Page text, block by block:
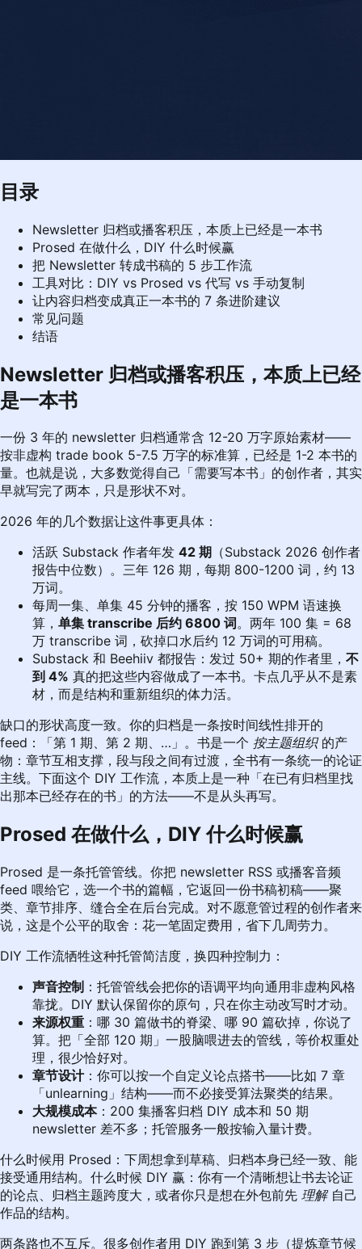
目录
Newsletter 归档或播客积压，本质上已经是一本书
Prosed 在做什么，DIY 什么时候赢
把 Newsletter 转成书稿的 5 步工作流
工具对比：DIY vs Prosed vs 代写 vs 手动复制
让内容归档变成真正一本书的 7 条进阶建议
常见问题
结语
Newsletter 归档或播客积压，本质上已经
是一本书
一份 3 年的 newsletter 归档通常含 12-20 万字原始素材——
按非虚构 trade book 5-7.5 万字的标准算，已经是 1-2 本书的
量。也就是说，大多数觉得自己「需要写本书」的创作者，其实
早就写完了两本，只是形状不对。
2026 年的几个数据让这件事更具体：
活跃 Substack 作者年发 42 期 （Substack 2026 创作者
报告中位数）。三年 126 期，每期 800-1200 词，约 13
万词。
每周一集、单集 45 分钟的播客，按 150 WPM 语速换
算， 单集 transcribe 后约 6800 词。两年 100 集 = 68
万 transcribe 词，砍掉口水后约 12 万词的可用稿。
Substack 和 Beehiiv 都报告：发过 50+ 期的作者里， 不
到 4% 真的把这些内容做成了一本书。卡点几乎从不是素
材，而是结构和重新组织的体力活。
缺口的形状高度一致。你的归档是一条按时间线性排开的
feed：「第 1 期、第 2 期、…」。书是一个 按主题组织的产
物：章节互相支撑，段与段之间有过渡，全书有一条统一的论证
主线。下面这个 DIY 工作流，本质上是一种「在已有归档里找
出那本已经存在的书」的方法——不是从头再写。
Prosed 在做什么，DIY 什么时候赢
Prosed 是一条托管管线。你把 newsletter RSS 或播客音频
feed 喂给它，选一个书的篇幅，它返回一份书稿初稿——聚
类、章节排序、缝合全在后台完成。对不愿意管过程的创作者来
说，这是个公平的取舍：花一笔固定费用，省下几周劳力。
DIY 工作流牺牲这种托管简洁度，换四种控制力：
声音控制 ：托管管线会把你的语调平均向通用非虚构风格
靠拢。DIY 默认保留你的原句，只在你主动改写时才动。
来源权重 ：哪 30 篇做书的脊梁、哪 90 篇砍掉，你说了
算。把「全部 120 期」一股脑喂进去的管线，等价权重处
理，很少恰好对。
章节设计：你可以按一个自定义论点搭书——比如 7 章
「unlearning」结构——而不必接受算法聚类的结果。
大规模成本：200 集播客归档 DIY 成本和 50 期
newsletter 差不多；托管服务一般按输入量计费。
什么时候用 Prosed：下周想拿到草稿、归档本身已经一致、能
接受通用结构。什么时候 DIY 赢：你有一个清晰想让书去论证
的论点、归档主题跨度大，或者你只是想在外包前先 理解自己
作品的结构。
两条路也不互斥。很多创作者用 DIY 跑到第 3 步（提炼章节候